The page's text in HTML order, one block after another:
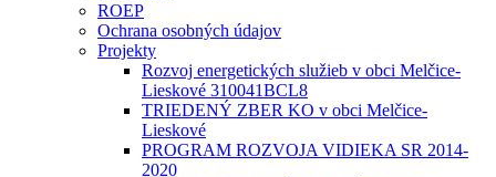
ROEP
Ochrana osobných údajov
Projekty
Rozvoj energetických služieb v obci Melčice-
Lieskové 310041BCL8
TRIEDENÝ ZBER KO v obci Melčice-
Lieskové
PROGRAM ROZVOJA VIDIEKA SR 2014-
2020